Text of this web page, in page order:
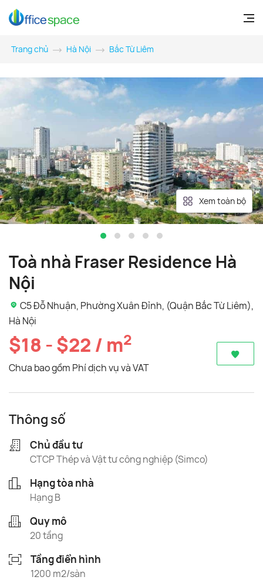
Trang chủ Hà Nội Bắc Từ Liêm
Xem toàn bộ
Toà nhà Fraser Residence Hà
Nội
C5 Đỗ Nhuận, Phường Xuân Đỉnh, (Quận Bắc Từ Liêm),
Hà Nội
$18 - $22 / m2
Chưa bao gồm Phí dịch vụ và VAT
Thông số
Chủ đầu tư
CTCP Thép và Vật tư công nghiệp (Simco)
Hạng tòa nhà
Hạng B
Quy mô
20 tầng
Tầng điển hình
1200 m2/sàn